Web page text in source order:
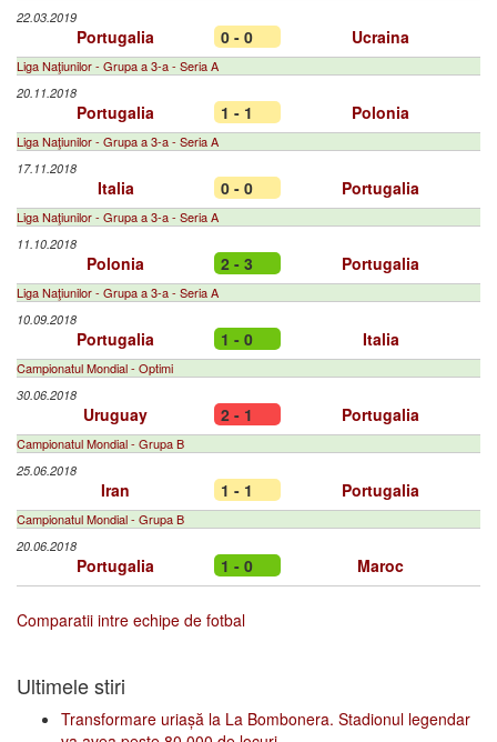
22.03.2019
Portugalia 0 - 0 Ucraina
Liga Naţiunilor - Grupa a 3-a - Seria A
20.11.2018
Portugalia 1 - 1 Polonia
Liga Naţiunilor - Grupa a 3-a - Seria A
17.11.2018
Italia 0 - 0 Portugalia
Liga Naţiunilor - Grupa a 3-a - Seria A
11.10.2018
Polonia 2 - 3 Portugalia
Liga Naţiunilor - Grupa a 3-a - Seria A
10.09.2018
Portugalia 1 - 0 Italia
Campionatul Mondial - Optimi
30.06.2018
Uruguay 2 - 1 Portugalia
Campionatul Mondial - Grupa B
25.06.2018
Iran 1 - 1 Portugalia
Campionatul Mondial - Grupa B
20.06.2018
Portugalia 1 - 0 Maroc
Comparatii intre echipe de fotbal
Ultimele stiri
Transformare uriașă la La Bombonera. Stadionul legendar